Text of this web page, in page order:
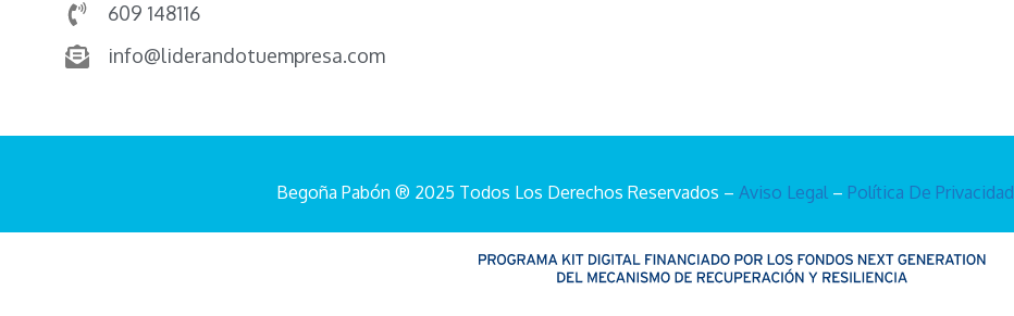
609 148116
info@liderandotuempresa.com
Begoña Pabón ® 2025 Todos Los Derechos Reservados – Aviso Legal – Política De Privacidad